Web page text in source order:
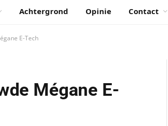
Achtergrond Opinie Contact
E-Tech
Mégane E-